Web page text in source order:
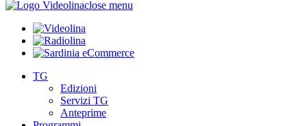
close menu
TG
Edizioni
Servizi TG
Anteprime